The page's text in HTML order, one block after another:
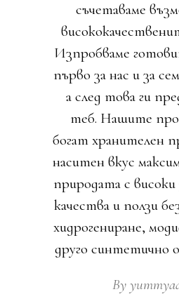
съчетаваме
Изпробваме
първо за нас и за
а след това ги
теб. Нашите
богат хранителен
наситен вкус
природата с високи
качества и ползи
хидрогениране,
друго синтетично
By